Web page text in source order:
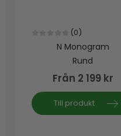
out of 5
(0)
N Monogram
Rund
Från 2 199 kr
Till produkt